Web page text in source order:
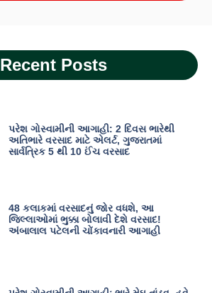
Recent Posts
પરેશ ગોસ્વામીની આગાહી: 2 દિવસ ભારેથી
અતિભારે વરસાદ માટે એલર્ટ, ગુજરાતમાં
સાર્વત્રિક 5 થી 10 ઈંચ વરસાદ
48 કલાકમાં વરસાદનું જોર વધશે, આ
જિલ્લાઓમાં ભુક્કા બોલાવી દેશે વરસાદ!
અંબાલાલ પટેલની ચોંકાવનારી આગાહી